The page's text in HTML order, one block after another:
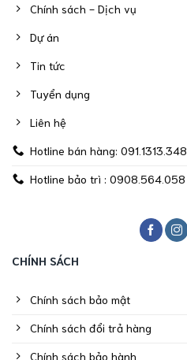
Chính sách - Dịch vụ
Dự án
Tin tức
Tuyển dụng
Liên hệ
Hotline bán hàng: 091.1313.348
Hotline bảo trì : 0908.564.058
CHÍNH SÁCH
Chính sách bảo mật
Chính sách đổi trả hàng
Chính sách bảo hành